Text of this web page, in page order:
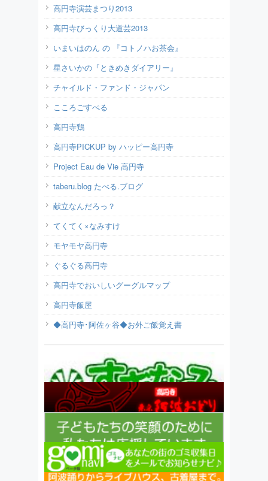
高円寺演芸まつり2013
高円寺びっくり大道芸2013
いまいはのん の 『コトノハお茶会』
星さいかの『ときめきダイアリー』
チャイルド・ファンド・ジャパン
こころごすぺる
高円寺鶏
高円寺PICKUP by ハッピー高円寺
Project Eau de Vie 高円寺
taberu.blog たべる.ブログ
献立なんだろっ？
てくてく×なみすけ
モヤモヤ高円寺
ぐるぐる高円寺
高円寺でおいしいグーグルマップ
高円寺飯屋
◆高円寺･阿佐ヶ谷◆お外ご飯覚え書